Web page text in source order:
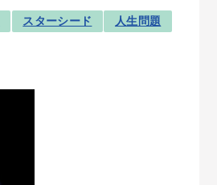
スターシード 人生問題